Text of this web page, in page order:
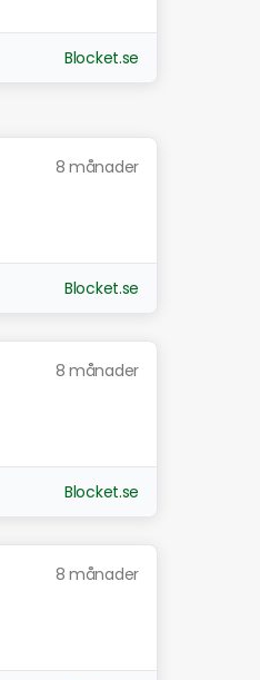
Blocket.se
8 månader
Blocket.se
8 månader
Blocket.se
8 månader